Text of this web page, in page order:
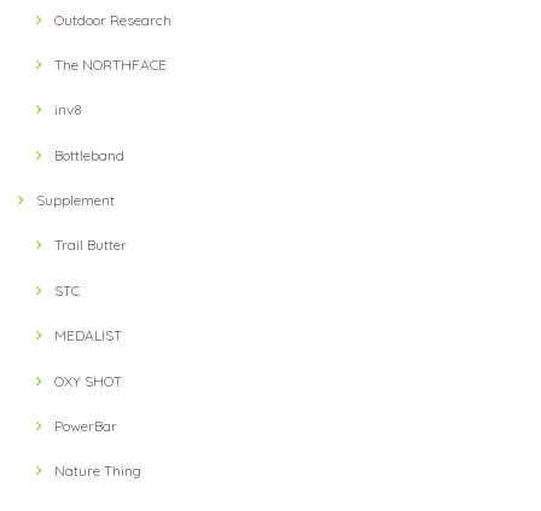
Outdoor Research
The NORTHFACE
inv8
Bottleband
Supplement
Trail Butter
STC
MEDALIST
OXY SHOT
PowerBar
Nature Thing